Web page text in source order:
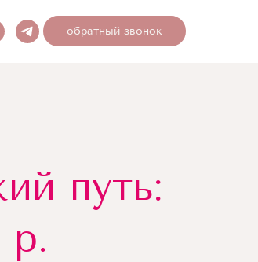
обратный звонок
путь:
р.